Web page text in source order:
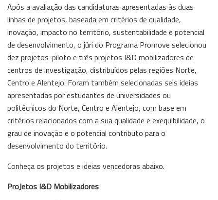
Após a avaliação das candidaturas apresentadas às duas
linhas de projetos, baseada em critérios de qualidade,
inovação, impacto no território, sustentabilidade e potencial
de desenvolvimento, o júri do Programa Promove selecionou
dez projetos-piloto e três projetos I&D mobilizadores de
centros de investigação, distribuídos pelas regiões Norte,
Centro e Alentejo. Foram também selecionadas seis ideias
apresentadas por estudantes de universidades ou
politécnicos do Norte, Centro e Alentejo, com base em
critérios relacionados com a sua qualidade e exequibilidade, o
grau de inovação e o potencial contributo para o
desenvolvimento do território.
Conheça os projetos e ideias vencedoras abaixo.
ProJetos I&D Mobilizadores